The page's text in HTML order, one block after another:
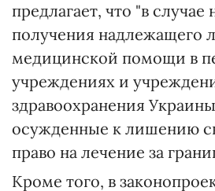
предлагает, что "в
получения надлежащего
медицинской помощи в
учреждениях и
здравоохранения
осужденные к лишению
право на лечение за
Кроме того, в